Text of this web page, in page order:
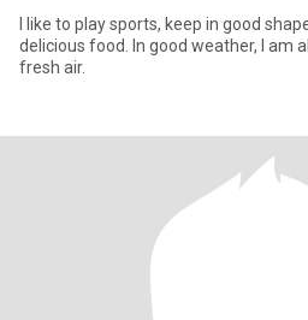
I like to play sports, keep in good
delicious food. In good weather, I am
fresh air.